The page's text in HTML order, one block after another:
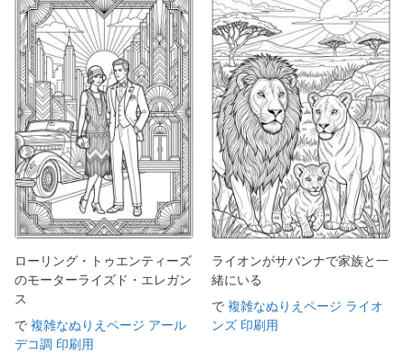
ローリング・トゥエンティーズ
のモーターライズド・エレガン
ス
で 複雑なぬりえページ アール
デコ調 印刷用
ライオンがサバンナで家族と一
緒にいる
で 複雑なぬりえページ ライオ
ンズ 印刷用